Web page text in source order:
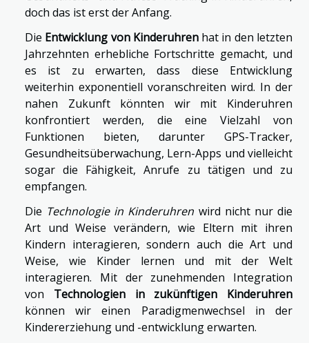
doch das ist erst der Anfang.
Die Entwicklung von Kinderuhrenhat in den letzten
Jahrzehnten erhebliche Fortschritte gemacht, und
es ist zu erwarten, dass diese Entwicklung
weiterhin exponentiell voranschreiten wird. In der
nahen Zukunft könnten wir mit Kinderuhren
konfrontiert werden, die eine Vielzahl von
Funktionen bieten, darunter GPS-Tracker,
Gesundheitsüberwachung, Lern-Apps und vielleicht
sogar die Fähigkeit, Anrufe zu tätigen und zu
empfangen.
Die Technologie in Kinderuhren wird nicht nur die
Art und Weise verändern, wie Eltern mit ihren
Kindern interagieren, sondern auch die Art und
Weise, wie Kinder lernen und mit der Welt
interagieren. Mit der zunehmenden Integration
von Technologien in zukünftigen Kinderuhren
können wir einen Paradigmenwechsel in der
Kindererziehung und -entwicklung erwarten.